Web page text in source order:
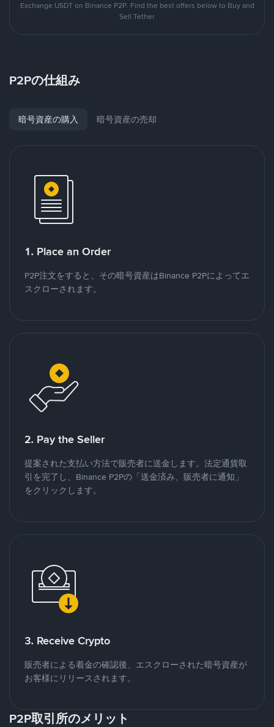
Exchange USDT on Binance P2P. Find the best offers below to Buy and
Sell Tether
P2Pの仕組み
暗号資産の購入 暗号資産の売却
1. Place an Order
P2P注文をすると、その暗号資産はBinance P2Pによってエ
スクローされます。
2. Pay the Seller
提案された支払い方法で販売者に送金します。法定通貨取
引を完了し、Binance P2Pの「送金済み、販売者に通知」
をクリックします。
3. Receive Crypto
販売者による着金の確認後、エスクローされた暗号資産が
お客様にリリースされます。
P2P取引所のメリット